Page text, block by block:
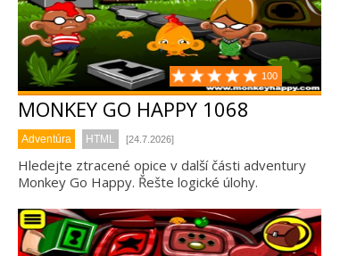
100
MONKEY GO HAPPY 1068
Adventúra HTML [24.7.2026]
Hledejte ztracené opice v další části adventury
Monkey Go Happy. Řešte logické úlohy.